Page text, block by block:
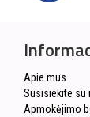
Apie mus
Susisiekite su
Apmokėjimo